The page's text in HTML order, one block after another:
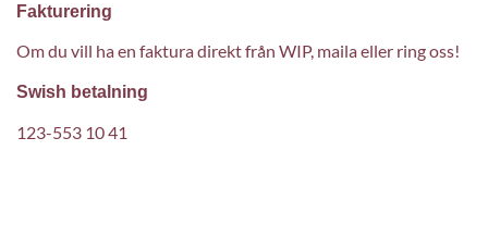
Fakturering
Om du vill ha en faktura direkt från WIP, maila eller ring oss!
Swish betalning
123-553 10 41